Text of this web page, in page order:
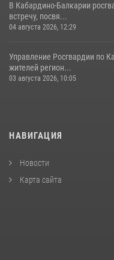
В Кабардино-Балкарии
встречу, посвя...
04 августа 2026, 12:29
Управление Росгвардии по
жителей регион...
03 августа 2026, 10:05
НАВИГАЦИЯ
Новости
Карта сайта